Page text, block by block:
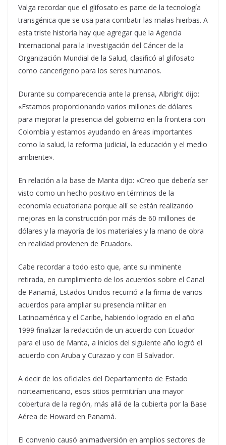
Valga recordar que el glifosato es parte de la tecnología
transgénica que se usa para combatir las malas hierbas. A
esta triste historia hay que agregar que la Agencia
Internacional para la Investigación del Cáncer de la
Organización Mundial de la Salud, clasificó al glifosato
como cancerígeno para los seres humanos.
Durante su comparecencia ante la prensa, Albright dijo:
«Estamos proporcionando varios millones de dólares
para mejorar la presencia del gobierno en la frontera con
Colombia y estamos ayudando en áreas importantes
como la salud, la reforma judicial, la educación y el medio
ambiente».
En relación a la base de Manta dijo: «Creo que debería ser
visto como un hecho positivo en términos de la
economía ecuatoriana porque allí se están realizando
mejoras en la construcción por más de 60 millones de
dólares y la mayoría de los materiales y la mano de obra
en realidad provienen de Ecuador».
Cabe recordar a todo esto que, ante su inminente
retirada, en cumplimiento de los acuerdos sobre el Canal
de Panamá, Estados Unidos recurrió a la firma de varios
acuerdos para ampliar su presencia militar en
Latinoamérica y el Caribe, habiendo logrado en el año
1999 finalizar la redacción de un acuerdo con Ecuador
para el uso de Manta, a inicios del siguiente año logró el
acuerdo con Aruba y Curazao y con El Salvador.
A decir de los oficiales del Departamento de Estado
norteamericano, esos sitios permitirían una mayor
cobertura de la región, más allá de la cubierta por la Base
Aérea de Howard en Panamá.
El convenio causó animadversión en amplios sectores de